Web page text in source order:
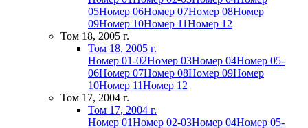
05Номер 06Номер 07Номер 08Номер
09Номер 10Номер 11Номер 12
Том 18, 2005 г.
Том 18, 2005 г.
Номер 01-02Номер 03Номер 04Номер 05-
06Номер 07Номер 08Номер 09Номер
10Номер 11Номер 12
Том 17, 2004 г.
Том 17, 2004 г.
Номер 01Номер 02-03Номер 04Номер 05-